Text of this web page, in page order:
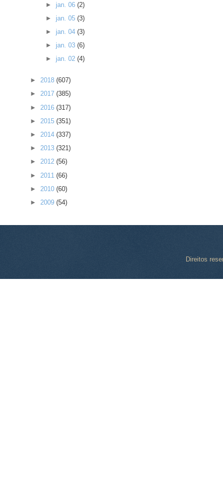
► jan. 06 (2)
► jan. 05 (3)
► jan. 04 (3)
► jan. 03 (6)
► jan. 02 (4)
► 2018 (607)
► 2017 (385)
► 2016 (317)
► 2015 (351)
► 2014 (337)
► 2013 (321)
► 2012 (56)
► 2011 (66)
► 2010 (60)
► 2009 (54)
Direitos